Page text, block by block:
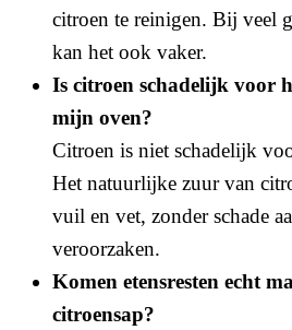
citroen te reinigen. Bij veel
kan het ook vaker.
Is citroen schadelijk voor
mijn oven?
Citroen is niet schadelijk
Het natuurlijke zuur van
vuil en vet, zonder schade
veroorzaken.
Komen etensresten echt
citroensap?